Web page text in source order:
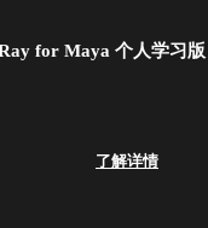
for Maya 个人学习
了解详情